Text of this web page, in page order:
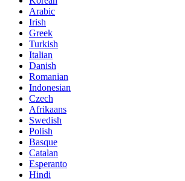
Arabic
Irish
Greek
Turkish
Italian
Danish
Romanian
Indonesian
Czech
Afrikaans
Swedish
Polish
Basque
Catalan
Esperanto
Hindi